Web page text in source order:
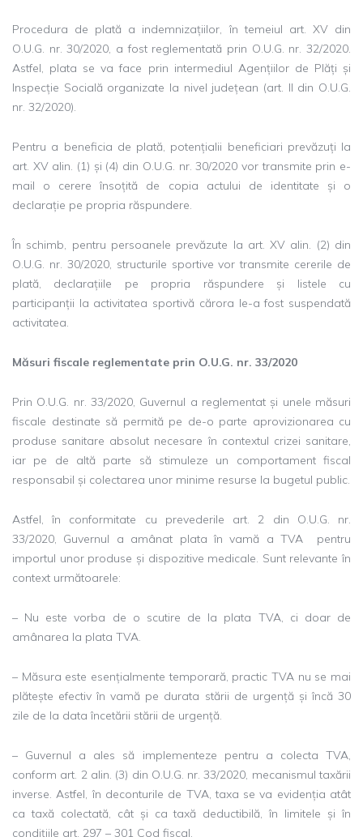
Procedura de plată a indemnizațiilor, în temeiul art. XV din
O.U.G. nr. 30/2020, a fost reglementată prin O.U.G. nr. 32/2020.
Astfel, plata se va face prin intermediul Agențiilor de Plăți și
Inspecție Socială organizate la nivel județean (art. II din O.U.G.
nr. 32/2020).
Pentru a beneficia de plată, potențialii beneficiari prevăzuți la
art. XV alin. (1) și (4) din O.U.G. nr. 30/2020 vor transmite prin e-
mail o cerere însoțită de copia actului de identitate și o
declarație pe propria răspundere.
În schimb, pentru persoanele prevăzute la art. XV alin. (2) din
O.U.G. nr. 30/2020, structurile sportive vor transmite cererile de
plată, declarațiile pe propria răspundere și listele cu
participanții la activitatea sportivă cărora le-a fost suspendată
activitatea.
Măsuri fiscale reglementate prin O.U.G. nr. 33/2020
Prin O.U.G. nr. 33/2020, Guvernul a reglementat și unele măsuri
fiscale destinate să permită pe de-o parte aprovizionarea cu
produse sanitare absolut necesare în contextul crizei sanitare,
iar pe de altă parte să stimuleze un comportament fiscal
responsabil și colectarea unor minime resurse la bugetul public.
Astfel, în conformitate cu prevederile art. 2 din O.U.G. nr.
33/2020, Guvernul a amânat plata în vamă a TVA pentru
importul unor produse și dispozitive medicale. Sunt relevante în
context următoarele:
– Nu este vorba de o scutire de la plata TVA, ci doar de
amânarea la plata TVA.
– Măsura este esențialmente temporară, practic TVA nu se mai
plătește efectiv în vamă pe durata stării de urgență și încă 30
zile de la data încetării stării de urgență.
– Guvernul a ales să implementeze pentru a colecta TVA,
conform art. 2 alin. (3) din O.U.G. nr. 33/2020, mecanismul taxării
inverse. Astfel, în deconturile de TVA, taxa se va evidenția atât
ca taxă colectată, cât și ca taxă deductibilă, în limitele și în
condițiile art. 297 – 301 Cod fiscal.